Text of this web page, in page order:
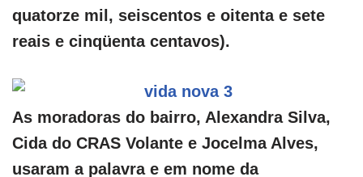
quatorze mil, seiscentos e oitenta e sete
reais e cinqüenta centavos).
As moradoras do bairro, Alexandra Silva,
Cida do CRAS Volante e Jocelma Alves,
usaram a palavra e em nome da